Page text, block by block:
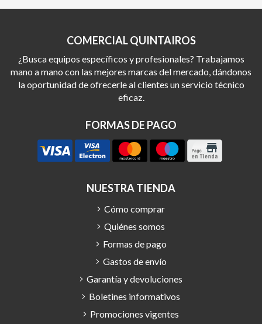
COMERCIAL QUINTAIROS
¿Busca equipos específicos y profesionales? Trabajamos
mano a mano con las mejores marcas del mercado, dándonos
la oportunidad de ofrecerle al clientes un servicio técnico
eficaz.
FORMAS DE PAGO
NUESTRA TIENDA
Cómo comprar
Quiénes somos
Formas de pago
Gastos de envío
Garantía y devoluciones
Boletines informativos
Promociones vigentes